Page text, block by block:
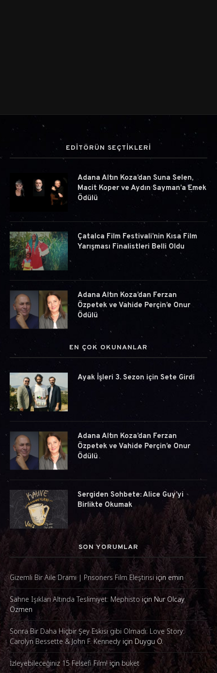
EDİTÖRÜN SEÇTİKLERİ
Adana Altın Koza’dan Suna Selen,
Macit Koper ve Aydın Sayman’a Emek
Ödülü
Çatalca Film Festivali’nin Kısa Film
Yarışması Finalistleri Belli Oldu
Adana Altın Koza’dan Ferzan
Özpetek ve Vahide Perçin’e Onur
Ödülü
EN ÇOK OKUNANLAR
Ayak İşleri 3. Sezon için Sete Girdi
Adana Altın Koza’dan Ferzan
Özpetek ve Vahide Perçin’e Onur
Ödülü
Sergiden Sohbete: Alice Guy’yi
Birlikte Okumak
SON YORUMLAR
Gizemli Bir Aile Dramı | Prisoners Film Eleştirisi için emin
Sahne Işıkları Altında Teslimiyet: Mephisto için Nur Olcay
Özmen
Sonra Bir Daha Hiçbir Şey Eskisi gibi Olmadı: Love Story:
Carolyn Bessette & John F. Kennedy için Duygu Ö.
İzleyebileceğiniz 15 Felsefi Film!içinbuket